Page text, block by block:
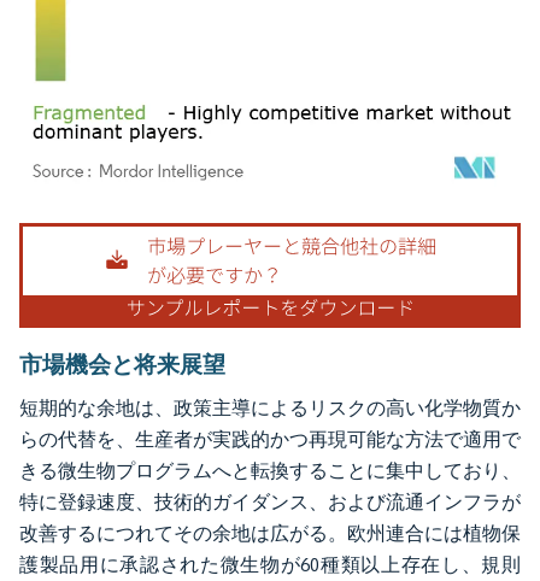
画像 © Mordor Intelligence。再利用にはCC BY 4.0の表示が必要です。
市場機会と将来展望
短期的な余地は、政策主導によるリスクの高い化学物質か
らの代替を、生産者が実践的かつ再現可能な方法で適用で
きる微生物プログラムへと転換することに集中しており、
特に登録速度、技術的ガイダンス、および流通インフラが
改善するにつれてその余地は広がる。欧州連合には植物保
護製品用に承認された微生物が60種類以上存在し、規則